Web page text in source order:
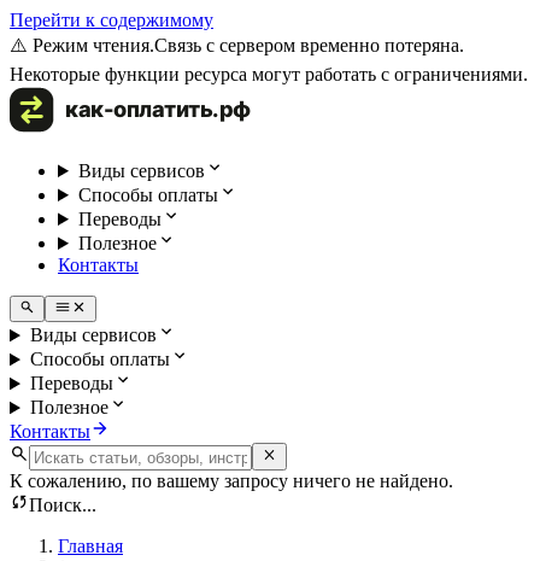
Перейти к содержимому
⚠️ Режим чтения.Связь с сервером временно потеряна.
Некоторые функции ресурса могут работать с ограничениями.
Виды сервисов
Способы оплаты
Переводы
Полезное
Контакты
Виды сервисов
Способы оплаты
Переводы
Полезное
Контакты
К сожалению, по вашему запросу ничего не найдено.
Поиск...
Главная